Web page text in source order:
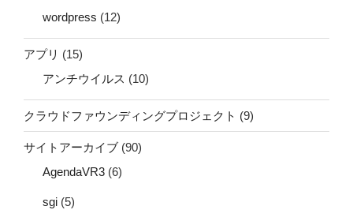
wordpress (12)
アプリ (15)
アンチウイルス (10)
クラウドファウンディングプロジェクト (9)
サイトアーカイブ (90)
AgendaVR3 (6)
sgi (5)